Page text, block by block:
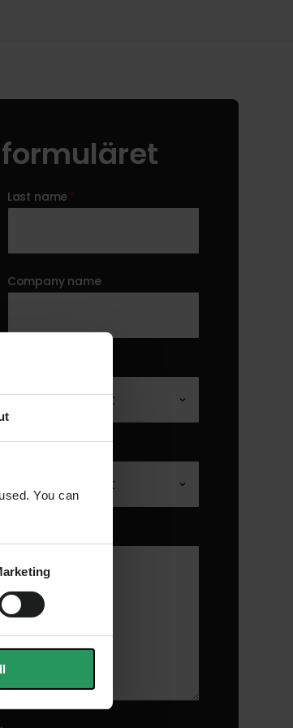
You can
Last name*
Company name